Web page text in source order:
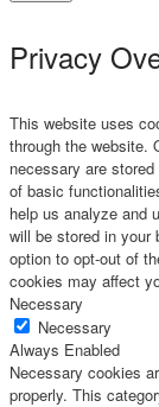
Privacy
This website uses
through the website.
necessary are
of basic
help us analyze and
will be stored in your
option to opt-out of
cookies may affect
Necessary
Necessary
Always Enabled
Necessary cookies
properly. This